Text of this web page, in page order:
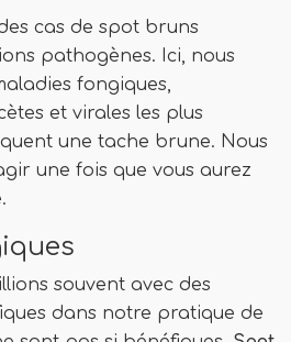
cas de spot bruns
pathogènes. Ici, nous
fongiques,
et virales les plus
une tache brune. Nous
une fois que vous aurez
souvent avec des
dans notre pratique de